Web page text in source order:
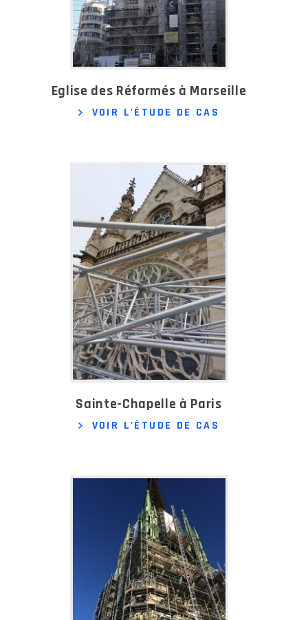
Eglise des Réformés à Marseille
VOIR L'ÉTUDE DE CAS
Sainte-Chapelle à Paris
VOIR L'ÉTUDE DE CAS